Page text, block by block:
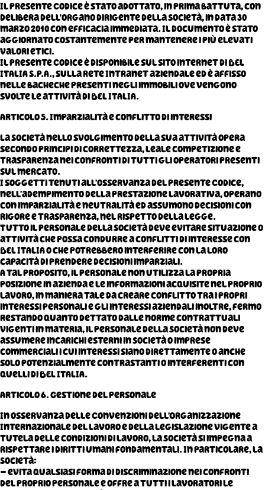
Il presente Codice è stato adottato, in prima battuta, con
delibera dell’organo dirigente della Società, in data 30
marzo 2010 con efficacia immediata. Il documento è stato
aggiornato costantemente per mantenere i più elevati
valori etici.
Il presente Codice è disponibile sul sito internet di BEL
ITALIA S.p.A., sulla rete Intranet aziendale ed è affisso
nelle bacheche presenti negli immobili ove vengono
svolte le attività di BEL ITALIA.
Articolo 5. Imparzialità e conflitto di interessi
La Società nello svolgimento della sua attività opera
secondo principi di correttezza, leale competizione e
trasparenza nei confronti di tutti gli operatori presenti
sul mercato.
I soggetti tenuti all’osservanza del presente Codice,
nell’adempimento della prestazione lavorativa, operano
con imparzialità e neutralità ed assumono decisioni con
rigore e trasparenza, nel rispetto della legge.
Tutto il personale della Società deve evitare situazione o
attività che possa condurre a conflitti di interesse con
BEL ITALIA o che potrebbero interferire con la loro
capacità di prendere decisioni imparziali.
A tal proposito, il personale non utilizza la propria
posizione in azienda e le informazioni acquisite nel proprio
lavoro, in maniera tale da creare conflitto tra i propri
interessi personali e gli interessi aziendali inoltre, fermo
restando quanto dettato dalle norme contrattuali
vigenti in materia, il personale della Società non deve
assumere incarichi esterni in Società o imprese
commerciali i cui interessi siano direttamente o anche
solo potenzialmente contrastanti o interferenti con
quelli di BEL ITALIA.
Articolo 6. Gestione del personale
In osservanza delle Convenzioni dell’Organizzazione
Internazionale del Lavoro e della legislazione vigente a
tutela delle condizioni di lavoro, la Società si impegna a
rispettare i diritti umani fondamentali. In particolare, la
Società:
– evita qualsiasi forma di discriminazione nei confronti
del proprio personale e offre a tutti i lavoratori le